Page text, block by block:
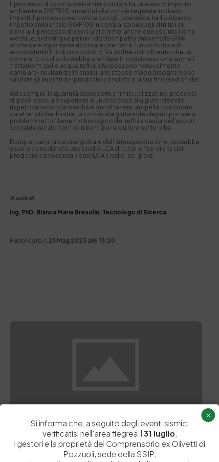
Il processo di concia wet-white con tara ha un elevato impatto
ambientale GWP100, superiori alla concia vegetale in diversi
impatti. Il processo wet-white con glutaraldeide ha il più basso
impatto ambientale GWP100 in comparazione agli altri tipi di
concia. Il processo di concia al cromo, anche conosciuta come
wet blue, si distingue per un ridotto impatto ambientale GWP,
anche se è importante ricordare che non è l’unico fattore di
ecosostenibilità di un prodotto. Va inoltre sottolineato che un
completo studio dovrebbe prendere in considerazione anche i
trattamenti delle acque reflue che possono notevolmente
cambiare i risultati delle analisi, allo stesso modo bisognerebbe
valutare gli impatti del prodotto conciato e la sua fine (end of life).
Ad esempio, la quantità di prodotti chimici utilizzati nei processi
di post-concia è superiore in un processo alla gluteraldeide
rispetto una concia wet-blue per ottenere una pelle con buone
caratteristiche. Inoltre, la concia alla glutaraldeide può portare a
problemi nel trattamento biologico dei reflui a causa dell’uso di
sostante recalcitranti o inibenti per le culture batteriche.
Dunque, per una visione globale dell’intera produzione, dovrebbe
essere considerato uno studio LCA di tutte le fasi di vita del
prodotto conosciuta come LCA cradle-to-grave.
A cura di
Ing. PhD. Bianca Maria Bresolin, Tecnologo di Ricerca
Pubblicato il: 25 Mag 2023 alle 13:20
Si informa che, a seguito degli eventi sismici
verificatisi nell’area flegrea il31 luglio,
i gestori e la proprietà del Comprensorio ex Olivetti di
Pozzuoli, sede della SSIP,
×